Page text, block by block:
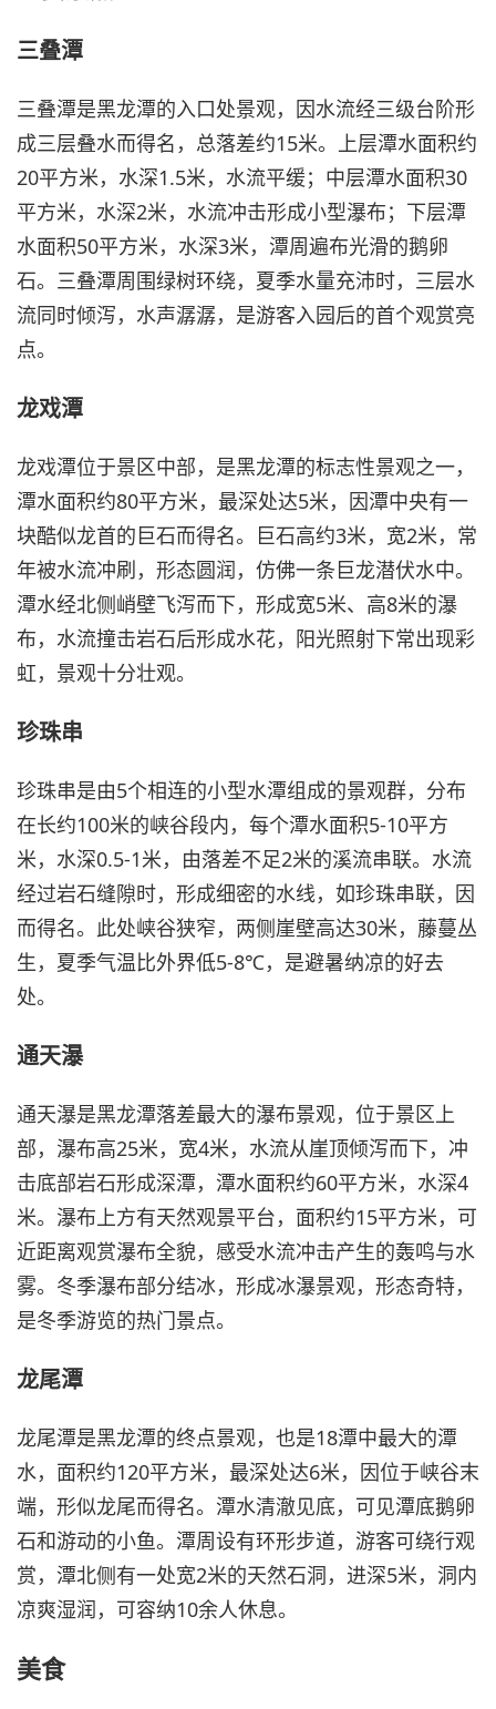
三叠潭
三叠潭是黑龙潭的入口处景观，因水流经三级台阶形
成三层叠水而得名，总落差约15米。上层潭水面积约
20平方米，水深1.5米，水流平缓；中层潭水面积30
平方米，水深2米，水流冲击形成小型瀑布；下层潭
水面积50平方米，水深3米，潭周遍布光滑的鹅卵
石。三叠潭周围绿树环绕，夏季水量充沛时，三层水
流同时倾泻，水声潺潺，是游客入园后的首个观赏亮
点。
龙戏潭
龙戏潭位于景区中部，是黑龙潭的标志性景观之一，
潭水面积约80平方米，最深处达5米，因潭中央有一
块酷似龙首的巨石而得名。巨石高约3米，宽2米，常
年被水流冲刷，形态圆润，仿佛一条巨龙潜伏水中。
潭水经北侧峭壁飞泻而下，形成宽5米、高8米的瀑
布，水流撞击岩石后形成水花，阳光照射下常出现彩
虹，景观十分壮观。
珍珠串
珍珠串是由5个相连的小型水潭组成的景观群，分布
在长约100米的峡谷段内，每个潭水面积5-10平方
米，水深0.5-1米，由落差不足2米的溪流串联。水流
经过岩石缝隙时，形成细密的水线，如珍珠串联，因
而得名。此处峡谷狭窄，两侧崖壁高达30米，藤蔓丛
生，夏季气温比外界低5-8℃，是避暑纳凉的好去
处。
通天瀑
通天瀑是黑龙潭落差最大的瀑布景观，位于景区上
部，瀑布高25米，宽4米，水流从崖顶倾泻而下，冲
击底部岩石形成深潭，潭水面积约60平方米，水深4
米。瀑布上方有天然观景平台，面积约15平方米，可
近距离观赏瀑布全貌，感受水流冲击产生的轰鸣与水
雾。冬季瀑布部分结冰，形成冰瀑景观，形态奇特，
是冬季游览的热门景点。
龙尾潭
龙尾潭是黑龙潭的终点景观，也是18潭中最大的潭
水，面积约120平方米，最深处达6米，因位于峡谷末
端，形似龙尾而得名。潭水清澈见底，可见潭底鹅卵
石和游动的小鱼。潭周设有环形步道，游客可绕行观
赏，潭北侧有一处宽2米的天然石洞，进深5米，洞内
凉爽湿润，可容纳10余人休息。
美食